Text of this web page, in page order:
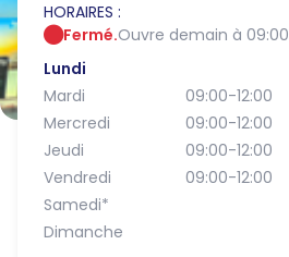
HORAIRES :
Fermé.Ouvre demain à 09:00
Lundi
Mardi
09:00-12:00
Mercredi
09:00-12:00
Jeudi
09:00-12:00
Vendredi
09:00-12:00
Samedi*
Dimanche